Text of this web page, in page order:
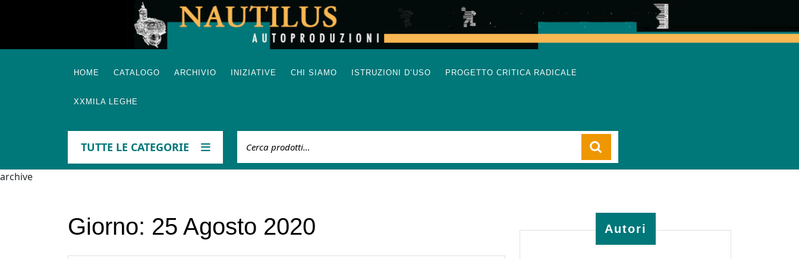
HOME CATALOGO ARCHIVIO INIZIATIVE CHI SIAMO ISTRUZIONI D’USO PROGETTO CRITICA RADICALE
XXMILA LEGHE
TUTTE LE CATEGORIE
archive
Giorno: 25 Agosto 2020 Autori